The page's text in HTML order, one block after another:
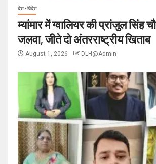
देश - विदेश
म्यांमार में ग्वालियर की प्रांजुल सिंह
जलवा, जीते दो अंतरराष्ट्रीय खिताब
August 1, 2026 DLH@Admin